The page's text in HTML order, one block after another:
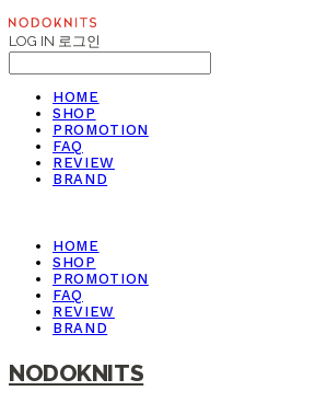
LOG IN 로그인
HOME
SHOP
PROMOTION
FAQ
REVIEW
BRAND
HOME
SHOP
PROMOTION
FAQ
REVIEW
BRAND
NODOKNITS